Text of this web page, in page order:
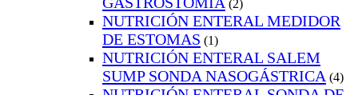
(2)
NUTRICIÓN ENTERAL MEDIDOR
DE ESTOMAS (1)
NUTRICIÓN ENTERAL SALEM
SUMP SONDA NASOGÁSTRICA (4)